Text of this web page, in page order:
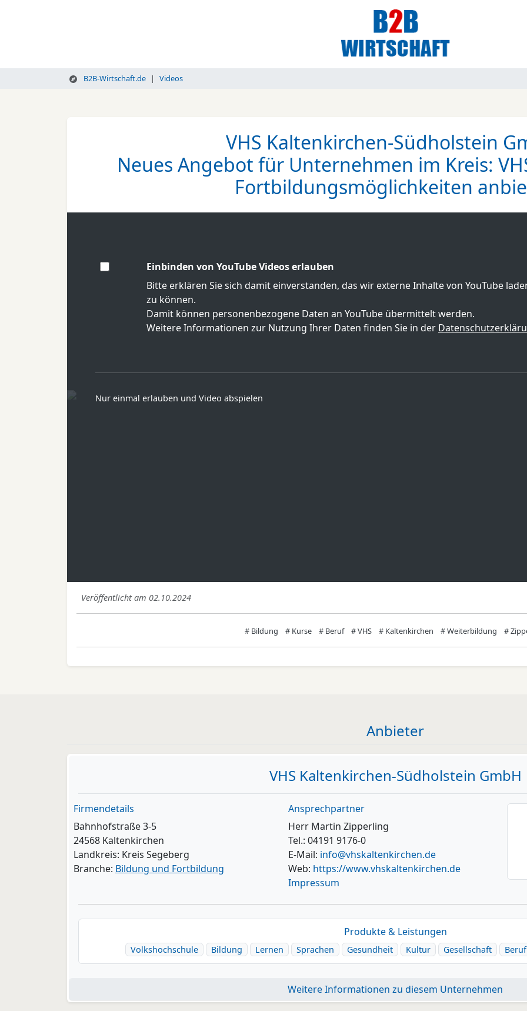
B2B-Wirtschaft.de Videos
VHS Kaltenkirchen-Südholstein
Neues Angebot für Unternehmen im Kreis:
Fortbildungsmöglichkeiten
Einbinden von YouTube Videos erlauben
Bitte erklären Sie sich damit einverstanden, das wir externe Inhalte von YouTube
zu können.
Damit können personenbezogene Daten an YouTube übermittelt werden.
Weitere Informationen zur Nutzung Ihrer Daten finden Sie in der
Nur einmal erlauben und Video abspielen
Veröffentlicht am 02.10.2024
# Bildung # Kurse # Beruf # VHS # Kaltenkirchen # Weiterbildung #
Anbieter
VHS Kaltenkirchen-Südholstein GmbH
Firmendetails
Bahnhofstraße 3-5
24568 Kaltenkirchen
Landkreis: Kreis Segeberg
Branche: Bildung und Fortbildung
Ansprechpartner
Herr Martin Zipperling
Tel.: 04191 9176-0
E-Mail: info@vhskaltenkirchen.de
Web: https://www.vhskaltenkirchen.de
Impressum
Produkte & Leistungen
Volkshochschule Bildung Lernen Sprachen Gesundheit Kultur Gesellschaft Beruf
Weitere Informationen zu diesem Unternehmen